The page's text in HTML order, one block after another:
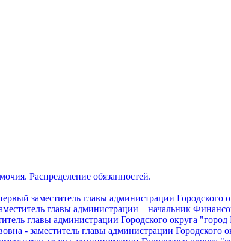
Распределение обязанностей.
заместитель главы администрации Городского
главы администрации – начальник
главы администрации Городского округа
- заместитель главы администрации Городского